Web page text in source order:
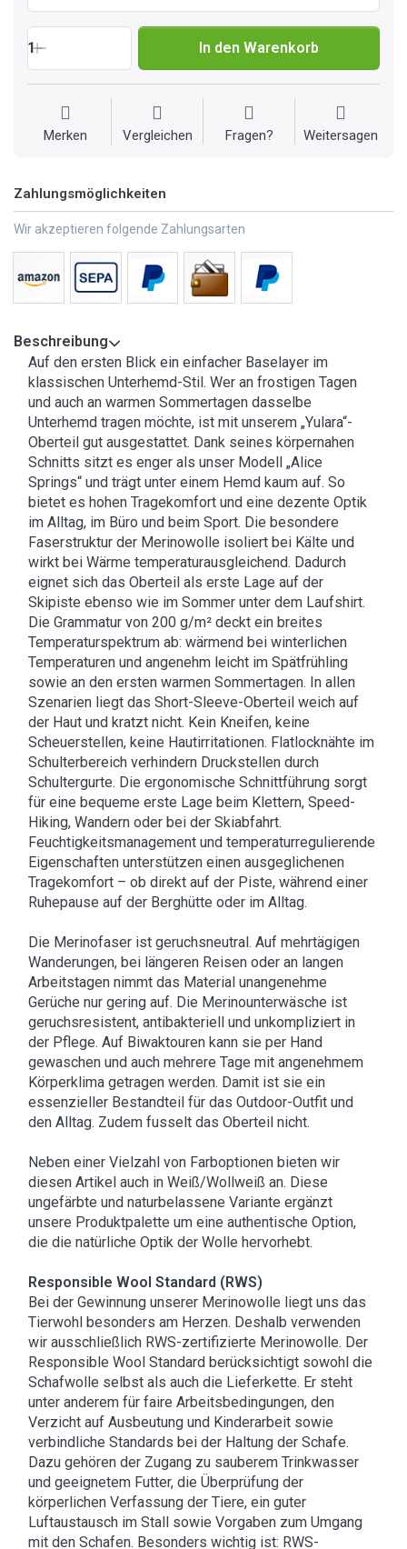
1 In den Warenkorb
Merken Vergleichen Fragen? Weitersagen
Zahlungsmöglichkeiten
Wir akzeptieren folgende Zahlungsarten
Beschreibung
Auf den ersten Blick ein einfacher Baselayer im
klassischen Unterhemd-Stil. Wer an frostigen Tagen
und auch an warmen Sommertagen dasselbe
Unterhemd tragen möchte, ist mit unserem „Yulara“-
Oberteil gut ausgestattet. Dank seines körpernahen
Schnitts sitzt es enger als unser Modell „Alice
Springs“ und trägt unter einem Hemd kaum auf. So
bietet es hohen Tragekomfort und eine dezente Optik
im Alltag, im Büro und beim Sport. Die besondere
Faserstruktur der Merinowolle isoliert bei Kälte und
wirkt bei Wärme temperaturausgleichend. Dadurch
eignet sich das Oberteil als erste Lage auf der
Skipiste ebenso wie im Sommer unter dem Laufshirt.
Die Grammatur von 200 g/m² deckt ein breites
Temperaturspektrum ab: wärmend bei winterlichen
Temperaturen und angenehm leicht im Spätfrühling
sowie an den ersten warmen Sommertagen. In allen
Szenarien liegt das Short-Sleeve-Oberteil weich auf
der Haut und kratzt nicht. Kein Kneifen, keine
Scheuerstellen, keine Hautirritationen. Flatlocknähte im
Schulterbereich verhindern Druckstellen durch
Schultergurte. Die ergonomische Schnittführung sorgt
für eine bequeme erste Lage beim Klettern, Speed-
Hiking, Wandern oder bei der Skiabfahrt.
Feuchtigkeitsmanagement und temperaturregulierende
Eigenschaften unterstützen einen ausgeglichenen
Tragekomfort – ob direkt auf der Piste, während einer
Ruhepause auf der Berghütte oder im Alltag.
Die Merinofaser ist geruchsneutral. Auf mehrtägigen
Wanderungen, bei längeren Reisen oder an langen
Arbeitstagen nimmt das Material unangenehme
Gerüche nur gering auf. Die Merinounterwäsche ist
geruchsresistent, antibakteriell und unkompliziert in
der Pflege. Auf Biwaktouren kann sie per Hand
gewaschen und auch mehrere Tage mit angenehmem
Körperklima getragen werden. Damit ist sie ein
essenzieller Bestandteil für das Outdoor-Outfit und
den Alltag. Zudem fusselt das Oberteil nicht.
Neben einer Vielzahl von Farboptionen bieten wir
diesen Artikel auch in Weiß/Wollweiß an. Diese
ungefärbte und naturbelassene Variante ergänzt
unsere Produktpalette um eine authentische Option,
die die natürliche Optik der Wolle hervorhebt.
Responsible Wool Standard (RWS)
Bei der Gewinnung unserer Merinowolle liegt uns das
Tierwohl besonders am Herzen. Deshalb verwenden
wir ausschließlich RWS-zertifizierte Merinowolle. Der
Responsible Wool Standard berücksichtigt sowohl die
Schafwolle selbst als auch die Lieferkette. Er steht
unter anderem für faire Arbeitsbedingungen, den
Verzicht auf Ausbeutung und Kinderarbeit sowie
verbindliche Standards bei der Haltung der Schafe.
Dazu gehören der Zugang zu sauberem Trinkwasser
und geeignetem Futter, die Überprüfung der
körperlichen Verfassung der Tiere, ein guter
Luftaustausch im Stall sowie Vorgaben zum Umgang
mit den Schafen. Besonders wichtig ist: RWS-